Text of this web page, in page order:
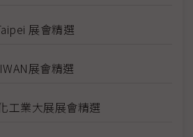
展會精選
展會精選
工業大展展會精選